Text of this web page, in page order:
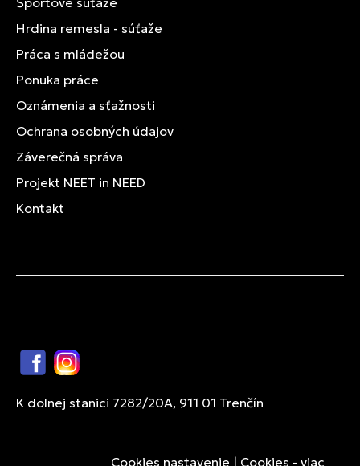
Hrdina remesla - súťaže
Práca s mládežou
Ponuka práce
Oznámenia a sťažnosti
Ochrana osobných údajov
Záverečná správa
Projekt NEET in NEED
Kontakt
FacebookInstagram
K dolnej stanici 7282/20A, 911 01 Trenčín
Cookies nastavenie | Cookies - viac